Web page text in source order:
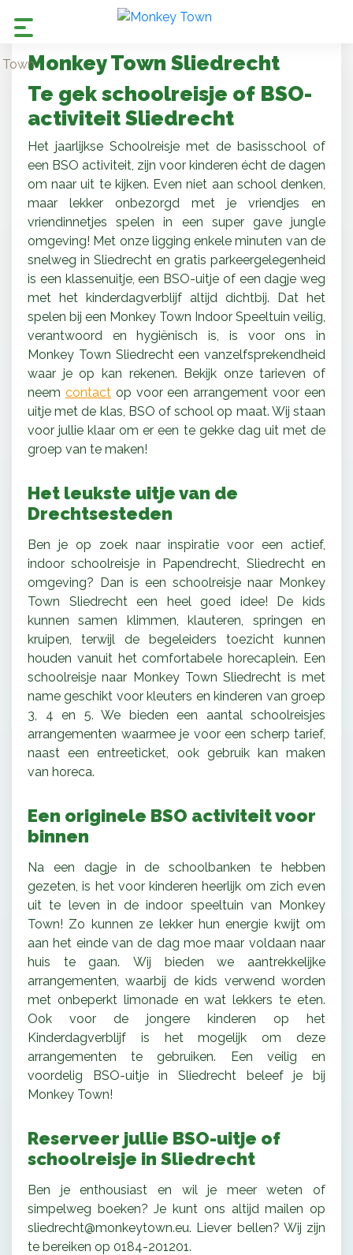
Monkey Town Sliedrecht
Te gek schoolreisje of BSO-
activiteit Sliedrecht
Het jaarlijkse Schoolreisje met de basisschool of
een BSO activiteit, zijn voor kinderen écht de dagen
om naar uit te kijken. Even niet aan school denken,
maar lekker onbezorgd met je vriendjes en
vriendinnetjes spelen in een super gave jungle
omgeving! Met onze ligging enkele minuten van de
snelweg in Sliedrecht en gratis parkeergelegenheid
is een klassenuitje, een BSO-uitje of een dagje weg
met het kinderdagverblijf altijd dichtbij. Dat het
spelen bij een Monkey Town Indoor Speeltuin veilig,
verantwoord en hygiënisch is, is voor ons in
Monkey Town Sliedrecht een vanzelfsprekendheid
waar je op kan rekenen. Bekijk onze tarieven of
neem contactop voor een arrangement voor een
uitje met de klas, BSO of school op maat. Wij staan
voor jullie klaar om er een te gekke dag uit met de
groep van te maken!
Het leukste uitje van de
Drechtsesteden
Ben je op zoek naar inspiratie voor een actief,
indoor schoolreisje in Papendrecht, Sliedrecht en
omgeving? Dan is een schoolreisje naar Monkey
Town Sliedrecht een heel goed idee! De kids
kunnen samen klimmen, klauteren, springen en
kruipen, terwijl de begeleiders toezicht kunnen
houden vanuit het comfortabele horecaplein. Een
schoolreisje naar Monkey Town Sliedrecht is met
name geschikt voor kleuters en kinderen van groep
3, 4 en 5. We bieden een aantal schoolreisjes
arrangementen waarmee je voor een scherp tarief,
naast een entreeticket, ook gebruik kan maken
van horeca.
Een originele BSO activiteit voor
binnen
Na een dagje in de schoolbanken te hebben
gezeten, is het voor kinderen heerlijk om zich even
uit te leven in de indoor speeltuin van Monkey
Town! Zo kunnen ze lekker hun energie kwijt om
aan het einde van de dag moe maar voldaan naar
huis te gaan. Wij bieden we aantrekkelijke
arrangementen, waarbij de kids verwend worden
met onbeperkt limonade en wat lekkers te eten.
Ook voor de jongere kinderen op het
Kinderdagverblijf is het mogelijk om deze
arrangementen te gebruiken. Een veilig en
voordelig BSO-uitje in Sliedrecht beleef je bij
Monkey Town!
Reserveer jullie BSO-uitje of
schoolreisje in Sliedrecht
Ben je enthousiast en wil je meer weten of
simpelweg boeken? Je kunt ons altijd mailen op
sliedrecht@monkeytown.eu. Liever bellen? Wij zijn
te bereiken op 0184-201201.